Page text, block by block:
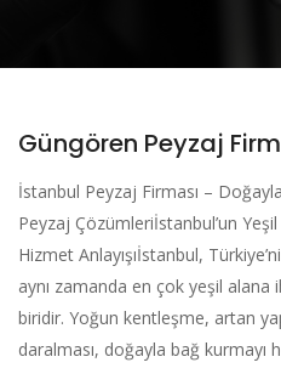
Güngören Peyzaj
İstanbul Peyzaj Firması –
Peyzaj Çözümleriİstanbul’un
Hizmet Anlayışıİstanbul,
aynı zamanda en çok yeşil alana
biridir. Yoğun kentleşme, artan
daralması, doğayla bağ kurmayı